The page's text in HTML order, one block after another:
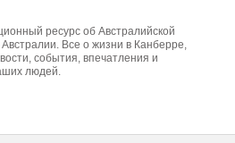
ресурс об Австралийской
Все о жизни в Канберре,
события, впечатления и
людей.